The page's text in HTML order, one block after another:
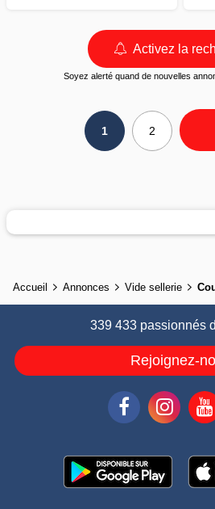
Activez la
Soyez alerté quand de nouvelles
1 2
Accueil Annonces Vide sellerie
339 433 passionnés
Rejoignez-